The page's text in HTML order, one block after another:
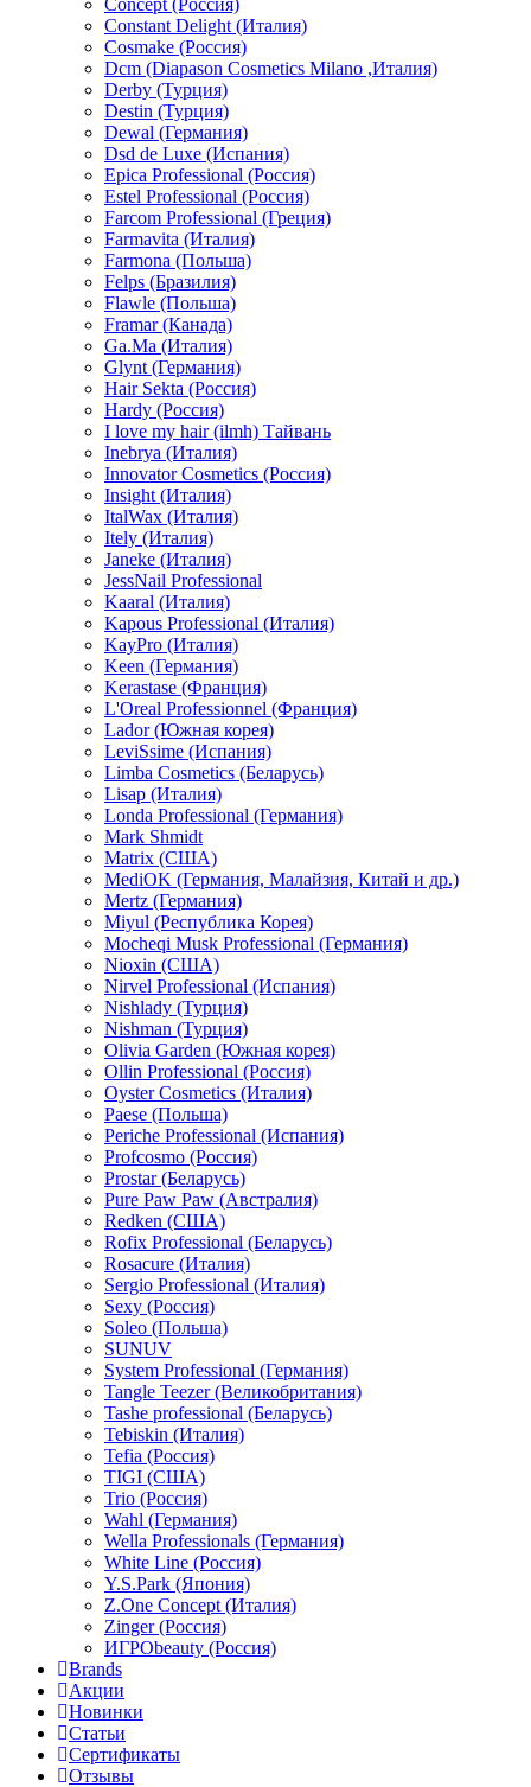
Concept (Россия)
Constant Delight (Италия)
Cosmake (Россия)
Dcm (Diapason Cosmetics Milano ,Италия)
Derby (Турция)
Destin (Турция)
Dewal (Германия)
Dsd de Luxe (Испания)
Epica Professional (Россия)
Estel Professional (Россия)
Farcom Professional (Греция)
Farmavita (Италия)
Farmona (Польша)
Felps (Бразилия)
Flawle (Польша)
Framar (Канада)
Ga.Ma (Италия)
Glynt (Германия)
Hair Sekta (Россия)
Hardy (Россия)
I love my hair (ilmh) Тайвань
Inebrya (Италия)
Innovator Cosmetics (Россия)
Insight (Италия)
ItalWax (Италия)
Itely (Италия)
Janeke (Италия)
JessNail Professional
Kaaral (Италия)
Kapous Professional (Италия)
KayPro (Италия)
Keen (Германия)
Kerastase (Франция)
L'Oreal Professionnel (Франция)
Lador (Южная корея)
LeviSsime (Испания)
Limba Cosmetics (Беларусь)
Lisap (Италия)
Londa Professional (Германия)
Mark Shmidt
Matrix (США)
MediOK (Германия, Малайзия, Китай и др.)
Mertz (Германия)
Miyul (Республика Корея)
Mocheqi Musk Professional (Германия)
Nioxin (США)
Nirvel Professional (Испания)
Nishlady (Турция)
Nishman (Турция)
Olivia Garden (Южная корея)
Ollin Professional (Россия)
Oyster Cosmetics (Италия)
Paese (Польша)
Periche Professional (Испания)
Profcosmo (Россия)
Prostar (Беларусь)
Pure Paw Paw (Австралия)
Redken (США)
Rofix Professional (Беларусь)
Rosacure (Италия)
Sergio Professional (Италия)
Sexy (Россия)
Soleo (Польша)
SUNUV
System Professional (Германия)
Tangle Teezer (Великобритания)
Tashe professional (Беларусь)
Tebiskin (Италия)
Tefia (Россия)
TIGI (США)
Trio (Россия)
Wahl (Германия)
Wella Professionals (Германия)
White Line (Россия)
Y.S.Park (Япония)
Z.One Concept (Италия)
Zinger (Россия)
ИГРОbeauty (Россия)
Brands
Акции
Новинки
Статьи
Сертификаты
Отзывы